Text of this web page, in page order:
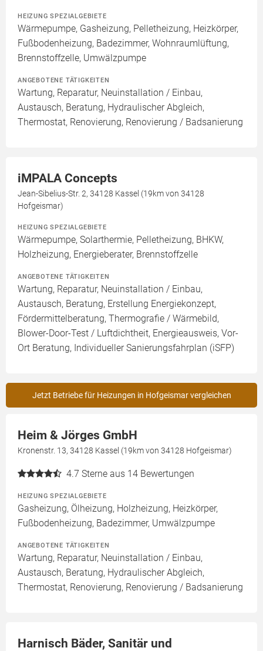
HEIZUNG SPEZIALGEBIETE
Wärmepumpe, Gasheizung, Pelletheizung, Heizkörper,
Fußbodenheizung, Badezimmer, Wohnraumlüftung,
Brennstoffzelle, Umwälzpumpe
ANGEBOTENE TÄTIGKEITEN
Wartung, Reparatur, Neuinstallation / Einbau,
Austausch, Beratung, Hydraulischer Abgleich,
Thermostat, Renovierung, Renovierung / Badsanierung
iMPALA Concepts
Jean-Sibelius-Str. 2, 34128 Kassel (19km von 34128
Hofgeismar)
HEIZUNG SPEZIALGEBIETE
Wärmepumpe, Solarthermie, Pelletheizung, BHKW,
Holzheizung, Energieberater, Brennstoffzelle
ANGEBOTENE TÄTIGKEITEN
Wartung, Reparatur, Neuinstallation / Einbau,
Austausch, Beratung, Erstellung Energiekonzept,
Fördermittelberatung, Thermografie / Wärmebild,
Blower-Door-Test / Luftdichtheit, Energieausweis, Vor-
Ort Beratung, Individueller Sanierungsfahrplan (iSFP)
Jetzt Betriebe für Heizungen in Hofgeismar vergleichen
Heim & Jörges GmbH
Kronenstr. 13, 34128 Kassel (19km von 34128 Hofgeismar)
4.7 Sterne aus 14 Bewertungen
HEIZUNG SPEZIALGEBIETE
Gasheizung, Ölheizung, Holzheizung, Heizkörper,
Fußbodenheizung, Badezimmer, Umwälzpumpe
ANGEBOTENE TÄTIGKEITEN
Wartung, Reparatur, Neuinstallation / Einbau,
Austausch, Beratung, Hydraulischer Abgleich,
Thermostat, Renovierung, Renovierung / Badsanierung
Harnisch Bäder, Sanitär und